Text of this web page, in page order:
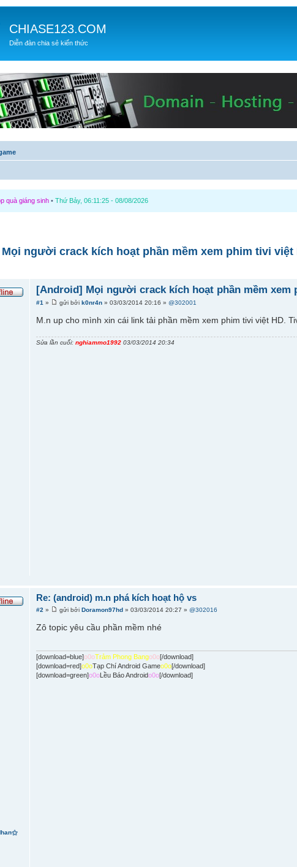
CHIASE123.COM
Diễn đàn chia sẻ kiến thức
quà giáng sinh • Thứ Bảy, 06:11:25 - 08/08/2026
người crack kích hoạt phần mềm xem phim tivi việt
[Android] Mọi người crack kích hoạt phần mềm
#1 » gửi bởik0nr4n » 03/03/2014 20:16 »@302001
M.n up cho mình xin cái link tải phần mềm xem phim tivi việt HD.
Sửa lần cuối:nghiammo1992 03/03/2014 20:34
Re: (android) m.n phá kích hoạt hộ vs
#2 » gửi bởiDoramon97hd » 03/03/2014 20:27 »@302016
Zô topic yêu cầu phần mềm nhé
[download=blue]o0oTrảm Phong Bango0o[/download]
[download=red]o0oTạp Chí Android Gameo0o[/download]
[download=green]o0oLều Báo Androido0o[/download]